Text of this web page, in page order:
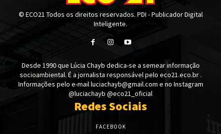
© ECO21 Todos os direitos reservados. PDI - Publicador Digital
Inteligente.
Desde 1990 que Lúcia Chayb dedica-se a semear informação
socioambiental. É a jornalista responsável pelo eco21.eco.br .
Informações pelo e-mail luciachayb@gmail.com e no Instagram
@luciachayb @eco21_oficial
Redes Sociais
FACEBOOK